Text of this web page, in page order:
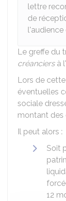
lettre
de
l'audience
Le greffe du
créanciersà
Lors de
éventuelles
sociale
montant des
Il peut alors :
Soit
12